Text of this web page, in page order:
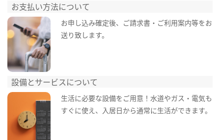
お支払い方法について
お申し込み確定後、ご請求書・ご利用案内等をお
送り致します。
設備とサービスについて
生活に必要な設備をご用意！水道やガス・電気も
すぐに使え、入居日から通常に生活ができます。